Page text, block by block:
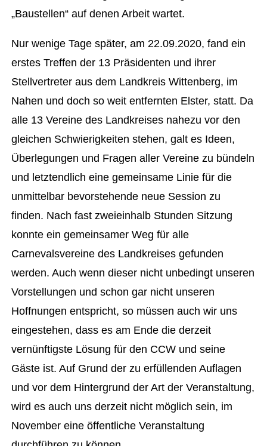
„Baustellen“ auf denen Arbeit wartet.
Nur wenige Tage später, am 22.09.2020, fand ein
erstes Treffen der 13 Präsidenten und ihrer
Stellvertreter aus dem Landkreis Wittenberg, im
Nahen und doch so weit entfernten Elster, statt. Da
alle 13 Vereine des Landkreises nahezu vor den
gleichen Schwierigkeiten stehen, galt es Ideen,
Überlegungen und Fragen aller Vereine zu bündeln
und letztendlich eine gemeinsame Linie für die
unmittelbar bevorstehende neue Session zu
finden. Nach fast zweieinhalb Stunden Sitzung
konnte ein gemeinsamer Weg für alle
Carnevalsvereine des Landkreises gefunden
werden. Auch wenn dieser nicht unbedingt unseren
Vorstellungen und schon gar nicht unseren
Hoffnungen entspricht, so müssen auch wir uns
eingestehen, dass es am Ende die derzeit
vernünftigste Lösung für den CCW und seine
Gäste ist. Auf Grund der zu erfüllenden Auflagen
und vor dem Hintergrund der Art der Veranstaltung,
wird es auch uns derzeit nicht möglich sein, im
November eine öffentliche Veranstaltung